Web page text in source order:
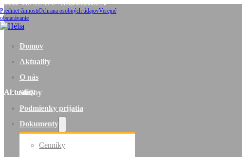
Kontakt: 047/ 559 46 47 / info@helianodss.sk
Predmet činnostiOchrana osobných údajovVerejné
obstarávanie
Domov
Aktuality
O nás
Služby
Podmienky prijatia
Dokumenty
Cenníky
Aktuality